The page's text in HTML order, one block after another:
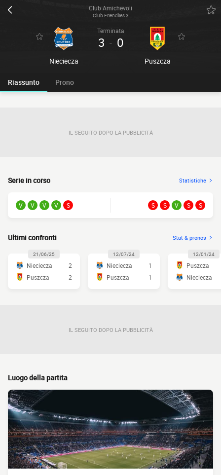
Club Amichevoli
Club Friendlies 3
Nieciecza
Terminata
3 - 0
Puszcza
Riassunto Prono
IL SEGUITO DOPO LA PUBBLICITÀ
Serie in corso Statistiche
V V V V S S S V S S
Ultimi confronti Stat & pronos
21/06/25
Nieciecza
2
Puszcza
2
12/07/24
Nieciecza
1
Puszcza
1
12/01/24
Puszcza
Nieciecza
IL SEGUITO DOPO LA PUBBLICITÀ
Luogo della partita